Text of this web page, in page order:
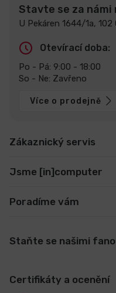
Stavte se za námi
U Pekáren 1644/1a, 102
Otevírací doba:
Po - Pá: 9:00 - 18:00
So - Ne: Zavřeno
Více o prodejně
Zákaznický servis
Jsme [in]computer
Poradíme vám
Staňte se našimi
Certifikáty a ocenění